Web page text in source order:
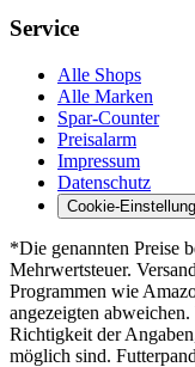
Service
Alle Shops
Alle Marken
Spar-Counter
Preisalarm
Impressum
Datenschutz
Cookie-
*Die genannten Preise
Mehrwertsteuer.
Programmen wie
angezeigten
Richtigkeit der
möglich sind.